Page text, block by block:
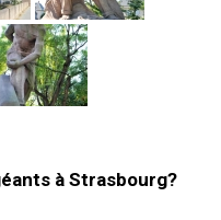
à Strasbourg?